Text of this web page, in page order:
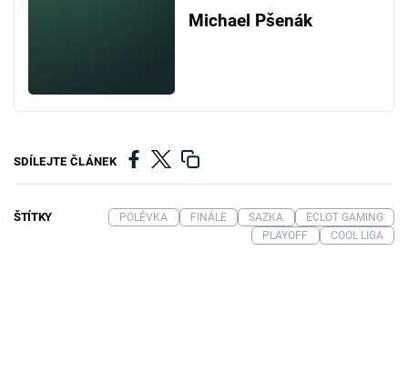
Michael Pšenák
SDÍLEJTE ČLÁNEK
ŠTÍTKY POLÉVKA FINÁLE SAZKA
ECLOT GAMING
PLAYOFF
COOL LIGA